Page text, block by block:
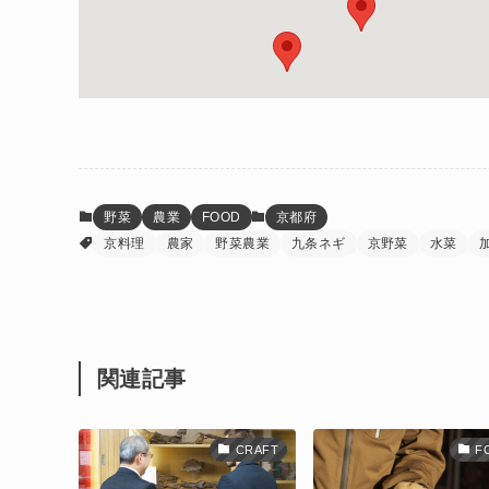
野菜 農業 FOOD
京都府
京料理
農家 野菜農業 九条ネギ 京野菜 水菜
関連記事
CRAFT